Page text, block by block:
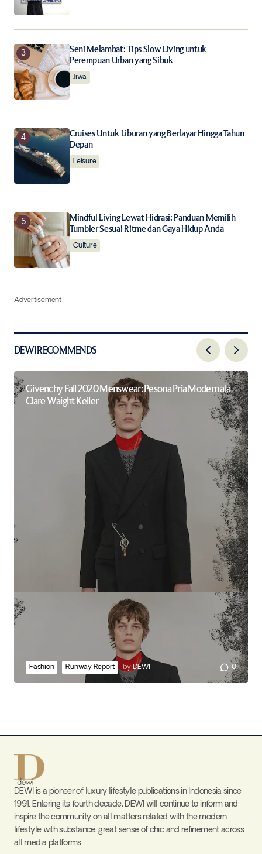
Submit Comment
Seni Melambat: Tips Slow Living untuk
Perempuan Urban yang Sibuk
Jiwa
Cruises Untuk Liburan yang Berlayar Hingga Tahun
Depan
Leisure
Mindful Living Lewat Hidrasi: Panduan Memilih
Tumbler Sesuai Ritme dan Gaya Hidup Anda
Culture
Advertisement
DEWI RECOMMENDS
Givenchy Fall 2020 Menswear: Pesona Pria Modern ala
Clare Waight Keller
Fashion Runway Report by DEWI 0
DEWI is a pioneer of luxury lifestyle publications in Indonesia since
1991. Entering its fourth decade, DEWI will continue to inform and
inspire the community on all matters related with the modern
lifestyle with substance, great sense of chic and refinement across
all media platforms.